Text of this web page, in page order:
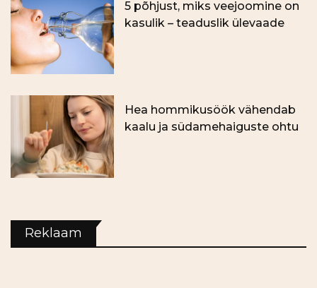
5 põhjust, miks veejoomine on
kasulik – teaduslik ülevaade
Hea hommikusöök vähendab
kaalu ja südamehaiguste ohtu
Reklaam